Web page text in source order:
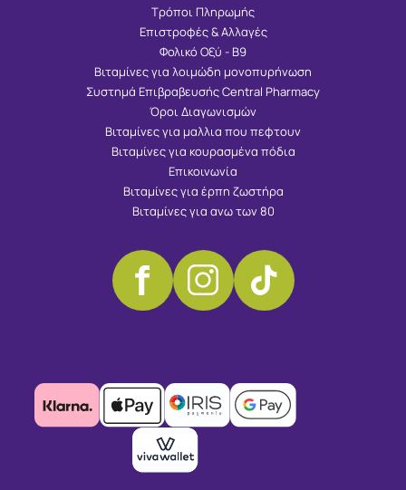
Τρόποι Πληρωμής
Επιστροφές & Αλλαγές
Φολικό Οξύ - Β9
Βιταμίνες για λοιμώδη μονοπυρήνωση
Συστημά Επιβραβευσής Central Pharmacy
Όροι Διαγωνισμών
Βιταμίνες για μαλλια που πεφτουν
Βιταμίνες για κουρασμένα πόδια
Επικοινωνία
Βιταμίνες για έρπη ζωστήρα
Βιταμίνες για ανω των 80